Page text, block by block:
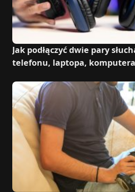
Jak podłączyć dwie pary
telefonu, laptopa,